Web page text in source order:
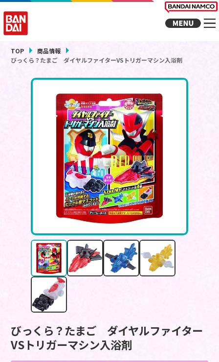
TOP
商品情報
びっくら？たまご ダイヤルファイターVSトリガーマシン入浴剤
びっくら？たまご ダイヤルファイター
VSトリガーマシン入浴剤